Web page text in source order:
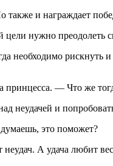
и награждает
нужно преодолеть
необходимо рискнуть и
— Что же
неудачей и
это поможет?
А удача любит